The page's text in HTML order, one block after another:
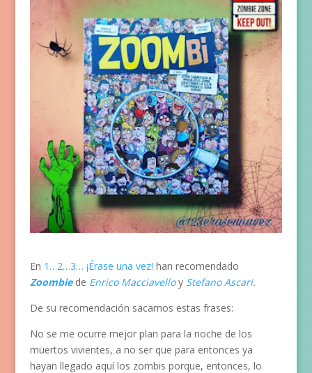
En 1…2…3… ¡Érase una vez! han recomendado
Zoombie de Enrico Macciavelloy Stefano Ascari.
De su recomendación sacamos estas frases:
No se me ocurre mejor plan para la noche de los
muertos vivientes, a no ser que para entonces ya
hayan llegado aquí los zombis porque, entonces, lo